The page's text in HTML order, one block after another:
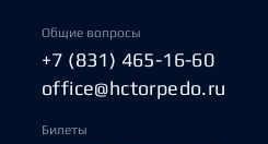
Общие вопросы
+7 (831) 465-16-60
office@hctorpedo.ru
Билеты